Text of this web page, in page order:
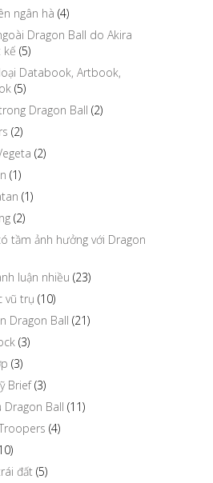
ngân hà (4)
Dragon Ball do Akira
kế (5)
Databook, Artbook,
(5)
Dragon Ball (2)
(2)
(2)
(1)
(1)
(2)
tầm ảnh hưởng với Dragon
luận nhiều (23)
vũ trụ (10)
Dragon Ball (21)
(3)
(3)
Brief(3)
Dragon Ball (11)
(4)
đất (5)